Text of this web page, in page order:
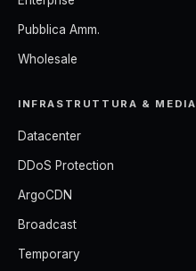
Pubblica Amm.
Wholesale
INFRASTRUTTURA & MEDIA
Datacenter
DDoS Protection
ArgoCDN
Broadcast
Temporary